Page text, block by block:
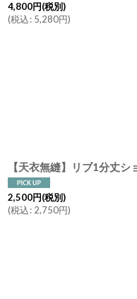
4,800円(税別)
(税込: 5,280円)
2,500円(税別)
(税込: 2,750円)